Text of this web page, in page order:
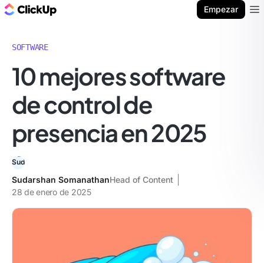
Empezar
SOFTWARE
10 mejores software
de control de
presencia en 2025
Sudarshan SomanathanHead of Content
28 de enero de 2025